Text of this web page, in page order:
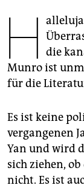
genossenschaft
epaper login
H die
Munro ist
für die
Es ist keine
vergangenen
Yan und wird
sich ziehen,
nicht. Es ist